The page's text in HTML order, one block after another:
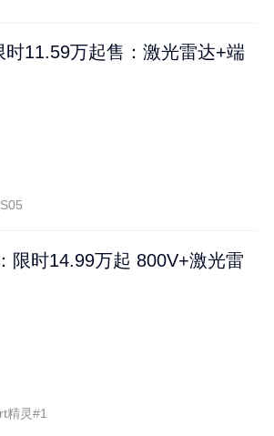
时11.59万起售：激光雷达+端
限时14.99万起 800V+激光雷
精灵#1